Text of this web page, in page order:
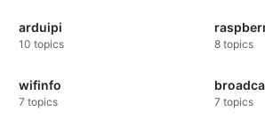
arduipi
10 topics 8 topics
wifinfo
7 topics 7 topics